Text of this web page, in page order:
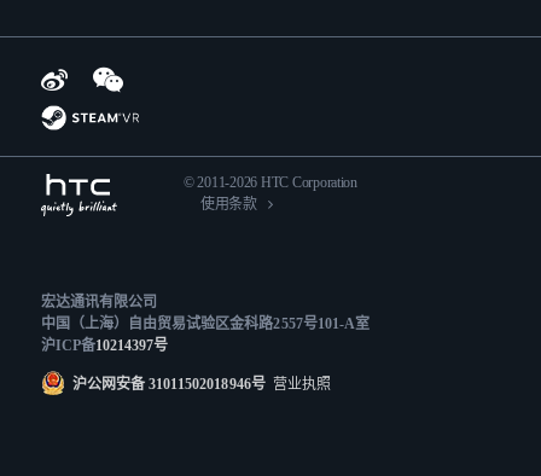
© 2011-2026 HTC Corporation
使用条款
宏达通讯有限公司
中国（上海）自由贸易试验区金科路2557号101-A室
沪ICP备10214397号
沪公网安备 31011502018946号营业执照